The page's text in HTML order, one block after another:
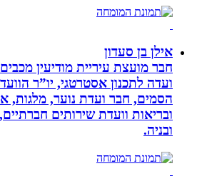
אילן בן סעדון
חבר מועצת עיריית מודיעין מכבים
ועדה לתכנון אסטרטגי, יו”ר הוועדה
הסמים, חבר ועדת נוער, מלגות,
ובריאות וועדת שירותים חברתיים,